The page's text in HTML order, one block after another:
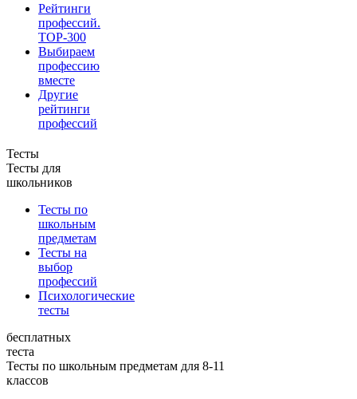
Рейтинги
профессий.
TOP-300
Выбираем
профессию
вместе
Другие
рейтинги
профессий
Тесты
Тесты для
школьников
Тесты по
школьным
предметам
Тесты на
выбор
профессий
Психологические
тесты
бесплатных
теста
Тесты по школьным предметам для 8-11
классов